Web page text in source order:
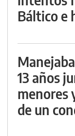
Báltico e
13 años
menores
de un